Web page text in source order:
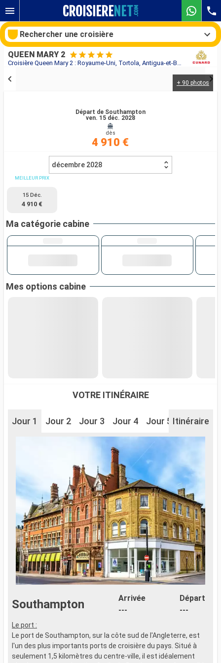
Croisière Queen Mary 2 : Royaume-Uni, Tortola, Antigua-et-Barbuda, Sainte-Lucie, Barbade, Saint-Martin, États-Unis au départ de Southampton
QUEEN MARY 2
+ 90 photos
Départ de Southampton
ven. 15 déc. 2028
dès
4 910 €
décembre 2028
MEILLEUR PRIX
15 Déc.
4 910 €
Ma catégorie cabine
Mes options cabine
VOTRE ITINÉRAIRE
Jour 1 Jour 2 Jour 3 Jour 4 Jour 5 Jour 6
Itinéraire
Southampton
Arrivée
---
Départ
---
Le port :
Le port de Southampton, sur la côte sud de l'Angleterre, est
l'un des plus importants ports de croisière du pays. Situé à
seulement 1,5 kilomètres du centre-ville, il est idéalement
Rechercher une croisière
Rechercher